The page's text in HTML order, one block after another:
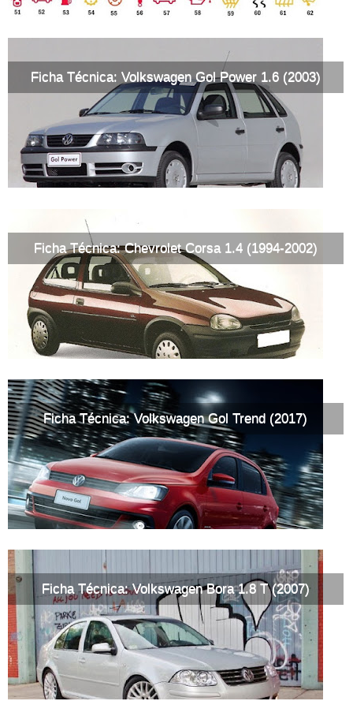
Ficha Técnica: Volkswagen Gol Power 1.6 (2003)
Ficha Técnica: Chevrolet Corsa 1.4 (1994-2002)
Ficha Técnica: Volkswagen Gol Trend (2017)
Ficha Técnica: Volkswagen Bora 1.8 T (2007)